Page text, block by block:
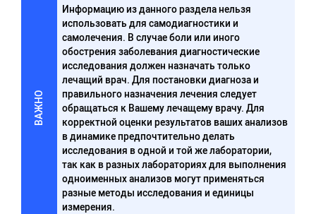
ВАЖНО
Информацию из данного раздела нельзя
использовать для самодиагностики и
самолечения. В случае боли или иного
обострения заболевания диагностические
исследования должен назначать только
лечащий врач. Для постановки диагноза и
правильного назначения лечения следует
обращаться к Вашему лечащему врачу. Для
корректной оценки результатов ваших анализов
в динамике предпочтительно делать
исследования в одной и той же лаборатории,
так как в разных лабораториях для выполнения
одноименных анализов могут применяться
разные методы исследования и единицы
измерения.